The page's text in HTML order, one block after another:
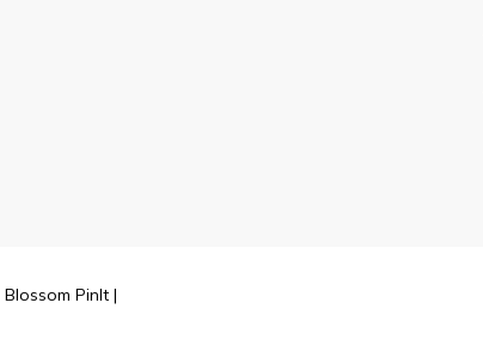
Blossom PinIt |